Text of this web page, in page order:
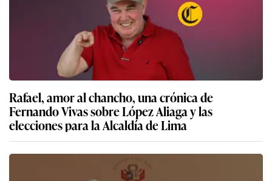
Rafael, amor al chancho, una crónica de
Fernando Vivas sobre López Aliaga y las
elecciones para la Alcaldía de Lima